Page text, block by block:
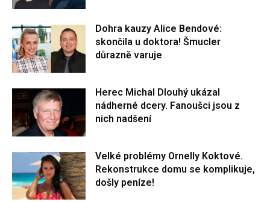
Dohra kauzy Alice Bendové:
skončila u doktora! Šmucler
důrazně varuje
Herec Michal Dlouhý ukázal
nádherné dcery. Fanoušci jsou z
nich nadšení
Velké problémy Ornelly Koktové.
Rekonstrukce domu se komplikuje,
došly peníze!